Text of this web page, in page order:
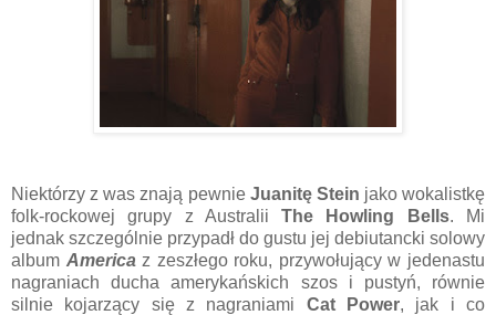
Niektórzy z was znają pewnie Juanitę Stein jako wokalistkę
folk-rockowej grupy z AustraliiThe Howling Bells. Mi
jednak szczególnie przypadł do gustu jej debiutancki solowy
album America z zeszłego roku, przywołujący w jedenastu
nagraniach ducha amerykańskich szos i pustyń, równie
silnie kojarzący się z nagraniami Cat Power, jak i co